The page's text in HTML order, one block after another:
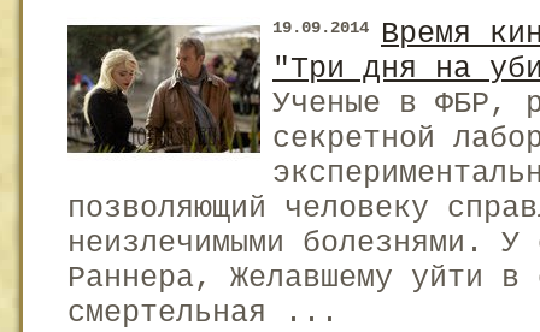
19.09.2014
Время
"Три дня на
Ученые в ФБР,
секретной
позволяющий человеку
неизлечимыми болезнями. У
Раннера, Желавшему уйти в
смертельная ...